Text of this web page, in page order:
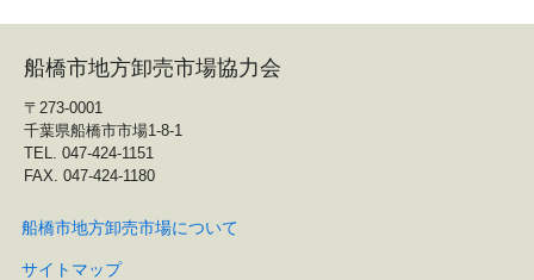
船橋市地方卸売市場協力会
〒273-0001
千葉県船橋市市場1-8-1
TEL. 047-424-1151
FAX. 047-424-1180
船橋市地方卸売市場について
サイトマップ